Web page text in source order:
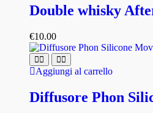
Double whisky
€10.00
Aggiungi al carrello
Diffusore Phon